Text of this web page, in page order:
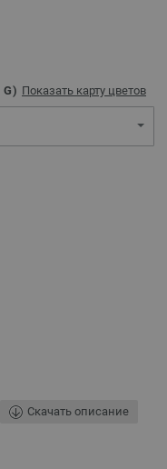
G) Показать карту цветов
Скачать описание